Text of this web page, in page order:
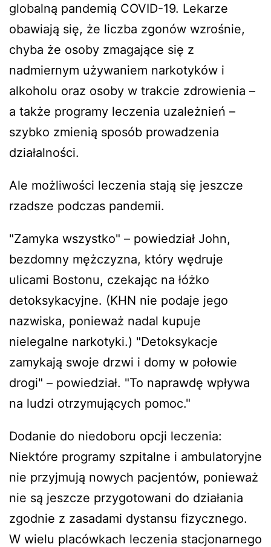
globalną pandemią COVID-19. Lekarze
obawiają się, że liczba zgonów wzrośnie,
chyba że osoby zmagające się z
nadmiernym używaniem narkotyków i
alkoholu oraz osoby w trakcie zdrowienia –
a także programy leczenia uzależnień –
szybko zmienią sposób prowadzenia
działalności.
Ale możliwości leczenia stają się jeszcze
rzadsze podczas pandemii.
"Zamyka wszystko" – powiedział John,
bezdomny mężczyzna, który wędruje
ulicami Bostonu, czekając na łóżko
detoksykacyjne. (KHN nie podaje jego
nazwiska, ponieważ nadal kupuje
nielegalne narkotyki.) "Detoksykacje
zamykają swoje drzwi i domy w połowie
drogi" – powiedział. "To naprawdę wpływa
na ludzi otrzymujących pomoc."
Dodanie do niedoboru opcji leczenia:
Niektóre programy szpitalne i ambulatoryjne
nie przyjmują nowych pacjentów, ponieważ
nie są jeszcze przygotowani do działania
zgodnie z zasadami dystansu fizycznego.
W wielu placówkach leczenia stacjonarnego